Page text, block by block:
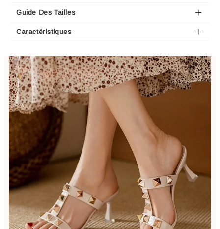
Guide Des Tailles
Caractéristiques